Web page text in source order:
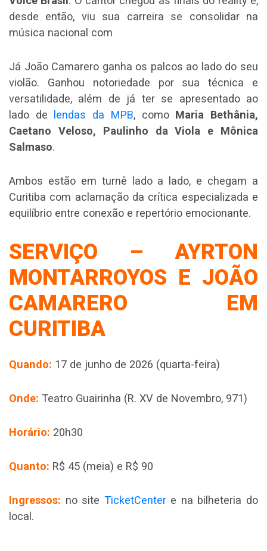
desde então, viu sua carreira se consolidar na
música nacional com
Já João Camarero ganha os palcos ao lado do seu
violão. Ganhou notoriedade por sua técnica e
versatilidade, além de já ter se apresentado ao
lado de
lendas da MPB, como Maria Bethânia,
Caetano Veloso, Paulinho da Viola e Mônica
Salmaso.
Ambos estão em turnê lado a lado, e chegam a
Curitiba com aclamação da crítica especializada e
equilíbrio entre conexão e repertório emocionante.
SERVIÇO – AYRTON
MONTARROYOS E JOÃO
CAMARERO EM
CURITIBA
Quando: 17 de junho de 2026 (quarta-feira)
Onde: Teatro Guairinha (R. XV de Novembro, 971)
Horário: 20h30
Quanto: R$ 45 (meia) e R$ 90
Ingressos: no site TicketCentere na bilheteria do
local.